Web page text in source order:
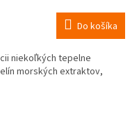
Do košíka
niekoľkých tepelne
morských extraktov,